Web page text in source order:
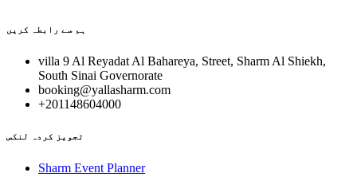
ہم سے رابطہ کریں
villa 9 Al Reyadat Al Bahareya, Street, Sharm Al Shiekh,
South Sinai Governorate
booking@yallasharm.com
+201148604000
تجویز کردہ لنکس
Sharm Event Planner